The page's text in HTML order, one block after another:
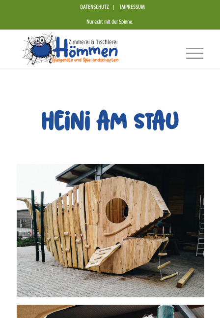
DATENSCHUTZ IMPRESSUM
Nur echt mit der Spinne.
Heini am Stau